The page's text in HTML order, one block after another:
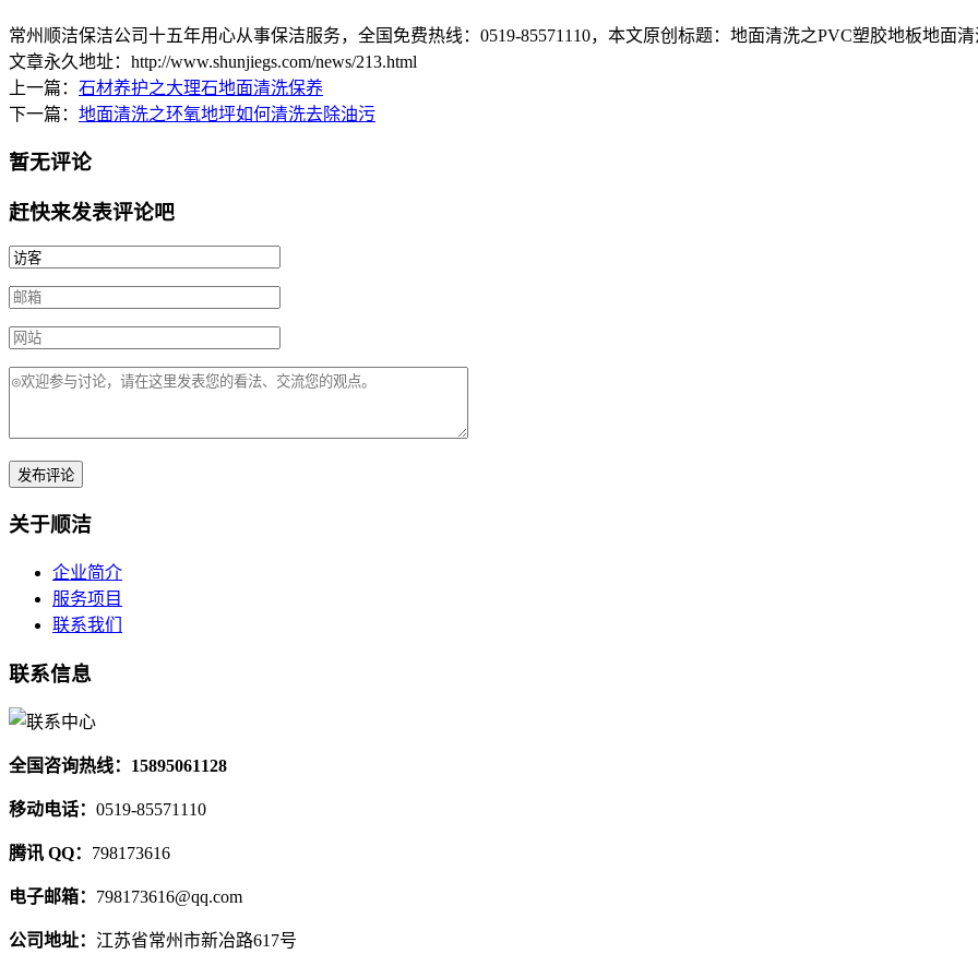
常州顺洁保洁公司十五年用心从事保洁服务，全国免费热线：0519-85571110，本文原创标题： 地面清洗之PVC塑胶地板地面
文章永久地址：http://www.shunjiegs.com/news/213.html
上一篇： 石材养护之大理石地面清洗保养
下一篇： 地面清洗之环氧地坪如何清洗去除油污
暂无评论
赶快来发表评论吧
关于顺洁
企业简介
服务项目
联系我们
联系信息
全国咨询热线：15895061128
移动电话： 0519-85571110
腾讯 QQ： 798173616
电子邮箱： 798173616@qq.com
公司地址： 江苏省常州市新冶路617号